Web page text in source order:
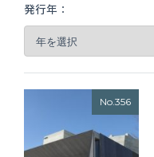
発行年：
No.356